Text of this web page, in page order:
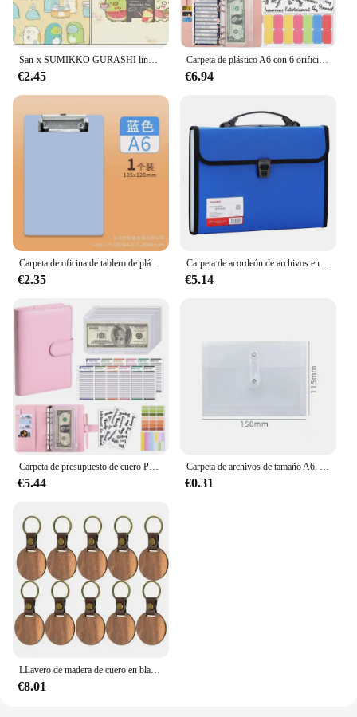
San-x SUMIKKO GURASHI lindo animal carpeta de archivos A4 bolsa de documentos carpetas para la escuela Oficina suministros de papelería de aprendizaje regalo para niños
€2.45
Carpeta de plástico A6 con 6 orificios para ahorro de dinero, carpeta de cubiertas de cuaderno, planificador de presupuesto, tamaño A6
€6.94
Carpeta de oficina de tablero de plástico A4, tablero de escritura de notas de estudiante A5, tablero de firma A6, documentos de carpeta organizadora de mesa de portapapeles
€2.35
Carpeta de acordeón de archivos en expansión A4, estuche organizador portátil de PP de gran capacidad para oficina y escuela, 13 bolsillos, soporte para bolsa de órgano
€5.14
Carpeta de presupuesto de cuero PU con bolsillos para sobres de efectivo, carpeta pequeña de presupuesto francés con cremallera para ahorrar dinero, organizador planificador A6
€5.44
Carpeta de archivos de tamaño A6, organizador múltiple de PP, impermeable, transparente, Visible, bolsa de almacenamiento portátil para papelería, suministros de oficina y escuela
€0.31
LLavero de madera de cuero en blanco, 10 piezas, con correa de cuero, sin terminar, para grabado láser
€8.01